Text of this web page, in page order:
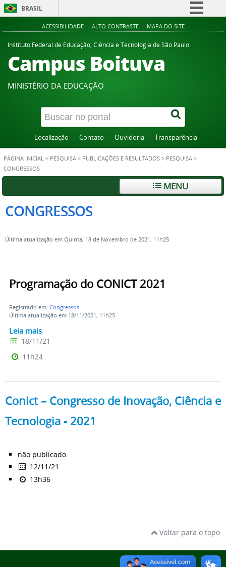
BRASIL
Simplifique!
Comunica BR
Acesso à informação
Canais
ACESSIBILIDADE ALTO CONTRASTE MAPA DO SITE
Instituto Federal de Educação, Ciência e Tecnologia de São Paulo
Campus Boituva
MINISTÉRIO DA EDUCAÇÃO
Localização Contato Ouvidoria Transparência
PÁGINA INICIAL > PESQUISA > PUBLICAÇÕES E RESULTADOS > PESQUISA >
CONGRESSOS
MENU
CONGRESSOS
Última atualização em Quinta, 18 de Novembro de 2021, 11h25
Programação do CONICT 2021
Registrado em: Congressos
Última atualização em 18/11/2021, 11h25
Leia mais
18/11/21
11h24
Conict – Congresso de Inovação, Ciência e
Tecnologia - 2021
não publicado
12/11/21
13h36
Voltar para o topo